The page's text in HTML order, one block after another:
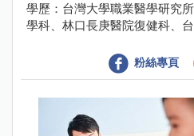
學歷：台灣大學職業醫學研究
學科、林口長庚醫院復健科、
粉絲專頁